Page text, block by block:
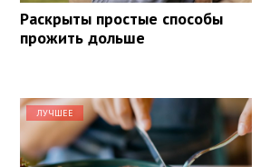
Раскрыты простые способы
прожить дольше
ЛУЧШЕЕ